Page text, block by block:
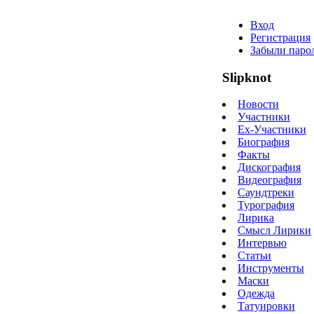
Вход
Регистрация
Забыли
Slipknot
Новости
Участники
Ex-Участники
Биография
Факты
Дискография
Видеография
Саундтреки
Турография
Лирика
Смысл Лирики
Интервью
Статьи
Инструменты
Маски
Одежда
Татуировки